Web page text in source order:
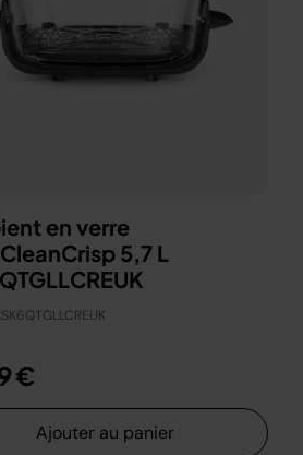
en verre
5,7 L
€
Ajouter au panier